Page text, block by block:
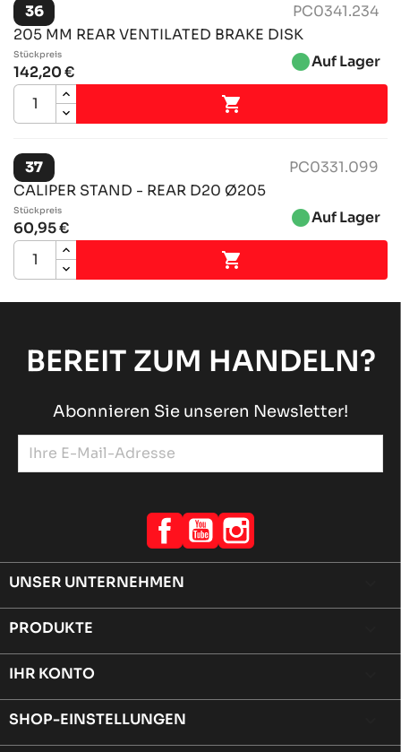
36
PC0341.234
205 MM REAR VENTILATED BRAKE DISK
Stückpreis
142,20 € brightness_1Auf Lager

37
PC0331.099
CALIPER STAND - REAR D20 Ø205
Stückpreis
60,95 € brightness_1Auf Lager

BEREIT ZUM HANDELN?
Abonnieren Sie unseren Newsletter!
Facebook
YouTube
UNSER UNTERNEHMEN
PRODUKTE
IHR KONTO
SHOP-EINSTELLUNGEN